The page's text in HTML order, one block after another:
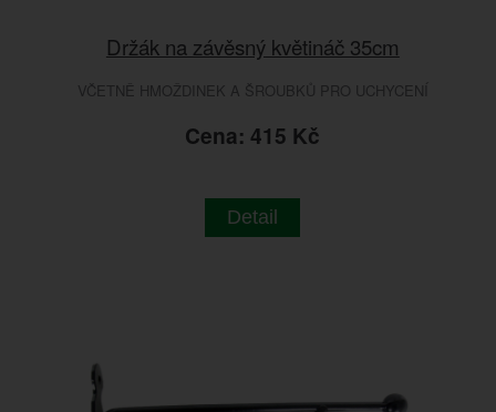
Držák na závěsný květináč 35cm
VČETNĚ HMOŽDINEK A ŠROUBKŮ PRO UCHYCENÍ
Cena: 415 Kč
Detail